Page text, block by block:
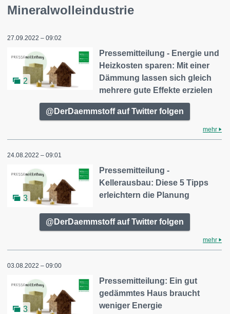
Mineralwolleindustrie
27.09.2022 – 09:02
2
Pressemitteilung - Energie und
Heizkosten sparen: Mit einer
Dämmung lassen sich gleich
mehrere gute Effekte erzielen
@DerDaemmstoff auf Twitter folgen
mehr
24.08.2022 – 09:01
3
Pressemitteilung -
Kellerausbau: Diese 5 Tipps
erleichtern die Planung
@DerDaemmstoff auf Twitter folgen
mehr
03.08.2022 – 09:00
3
Pressemitteilung: Ein gut
gedämmtes Haus braucht
weniger Energie